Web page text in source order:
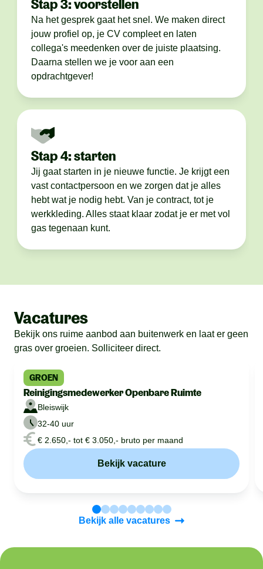
Stap 3: voorstellen
Na het gesprek gaat het snel. We maken direct
jouw profiel op, je CV compleet en laten
collega's meedenken over de juiste plaatsing.
Daarna stellen we je voor aan een
opdrachtgever!
Stap 4: starten
Jij gaat starten in je nieuwe functie. Je krijgt een
vast contactpersoon en we zorgen dat je alles
hebt wat je nodig hebt. Van je contract, tot je
werkkleding. Alles staat klaar zodat je er met vol
gas tegenaan kunt.
Vacatures
Bekijk ons ruime aanbod aan buitenwerk en laat er geen
gras over groeien. Solliciteer direct.
GROEN
Reinigingsmedewerker Openbare Ruimte
Bleiswijk
32-40 uur
€ 2.650,- tot € 3.050,- bruto per maand
Bekijk vacature
Bekijk alle vacatures